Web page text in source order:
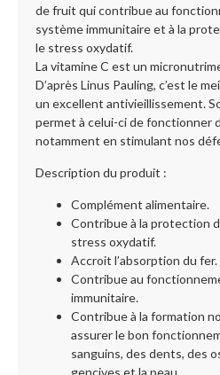
de fruit qui contribue au
système immunitaire et à la
le stress oxydatif.
La vitamine C est un
D’après Linus Pauling, c’est le
un excellent antivieillissement.
permet à celui-ci de fonctionner
notamment en stimulant nos
Description du produit :
Complément alimentaire.
Contribue à la protection
stress oxydatif.
Accroit l’absorption du fer.
Contribue au
immunitaire.
Contribue à la formation
assurer le bon
sanguins, des dents, des
gencives et la peau.